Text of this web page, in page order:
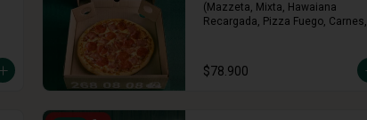
(Mazzeta, Mixta, Hawaiana
Recargada, Pizza Fuego, Carnes,
$78.900